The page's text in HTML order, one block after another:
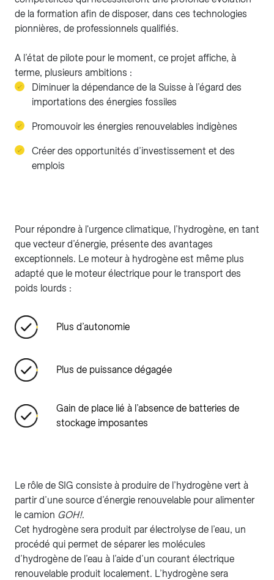
de la formation afin de disposer, dans ces technologies
pionnières, de professionnels qualifiés.
A l’état de pilote pour le moment, ce projet affiche, à
terme, plusieurs ambitions :
Diminuer la dépendance de la Suisse à l’égard des
importations des énergies fossiles
Promouvoir les énergies renouvelables indigènes
Créer des opportunités d’investissement et des
emplois
Pour répondre à l'urgence climatique, l’hydrogène, en tant
que vecteur d’énergie, présente des avantages
exceptionnels. Le moteur à hydrogène est même plus
adapté que le moteur électrique pour le transport des
poids lourds :
Plus d’autonomie
Plus de puissance dégagée
Gain de place lié à l’absence de batteries de
stockage imposantes
Le rôle de SIG consiste à produire de l’hydrogène vert à
partir d’une source d’énergie renouvelable pour alimenter
le camion GOH!.
Cet hydrogène sera produit par électrolyse de l’eau, un
procédé qui permet de séparer les molécules
d’hydrogène de l’eau à l’aide d’un courant électrique
renouvelable produit localement. L’hydrogène sera